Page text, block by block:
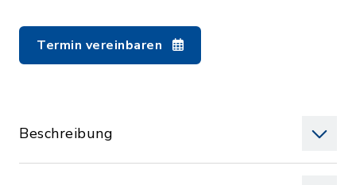
Termin vereinbaren
Beschreibung